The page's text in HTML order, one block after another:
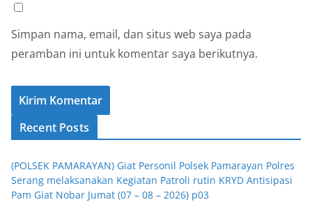
Simpan nama, email, dan situs web saya pada
peramban ini untuk komentar saya berikutnya.
Recent Posts
(POLSEK PAMARAYAN) Giat Personil Polsek Pamarayan Polres
Serang melaksanakan Kegiatan Patroli rutin KRYD Antisipasi
Pam Giat Nobar Jumat (07 – 08 – 2026) p03